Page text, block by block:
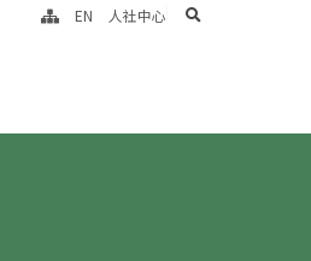
EN 人社中心 search